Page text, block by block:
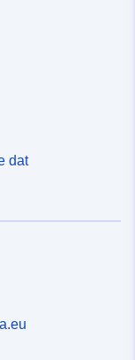
dat